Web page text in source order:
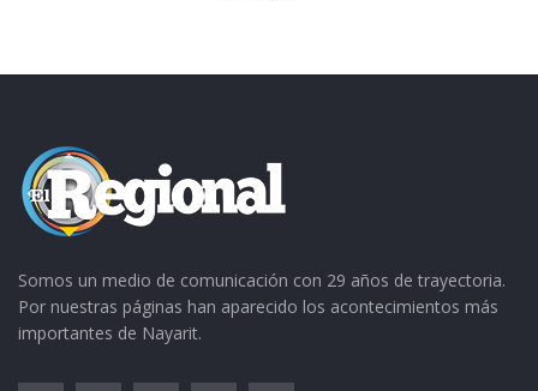
Somos un medio de comunicación con 29 años de trayectoria.
Por nuestras páginas han aparecido los acontecimientos más
importantes de Nayarit.